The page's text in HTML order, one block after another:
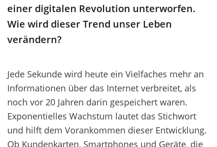
einer digitalen Revolution unterworfen.
Wie wird dieser Trend unser Leben
verändern?
Jede Sekunde wird heute ein Vielfaches mehr an
Informationen über das Internet verbreitet, als
noch vor 20 Jahren darin gespeichert waren.
Exponentielles Wachstum lautet das Stichwort
und hilft dem Vorankommen dieser Entwicklung.
Ob Kundenkarten, Smartphones und Geräte, die